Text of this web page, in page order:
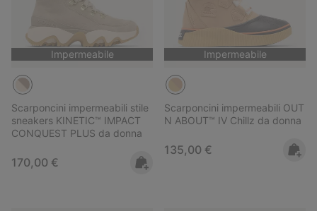
Impermeabile
Scarponcini impermeabili stile
sneakers KINETIC™ IMPACT
CONQUEST PLUS da donna
Regular price:
170,00 €
Impermeabile
Scarponcini impermeabili OUT
N ABOUT™ IV Chillz da donna
Regular price:
135,00 €